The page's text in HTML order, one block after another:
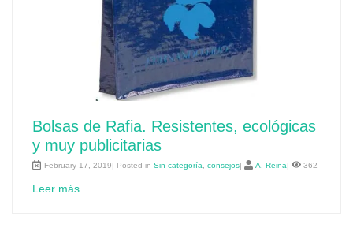
Bolsas de Rafia. Resistentes, ecológicas
y muy publicitarias
February 17, 2019| Posted in Sin categoría consejos| A. Reina| 362
Leer más